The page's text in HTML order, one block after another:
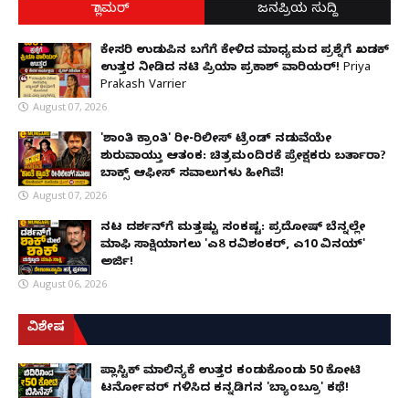
ಗ್ಲಾಮರ್ ಜನಪ್ರಿಯ ಸುದ್ದಿ
ಕೇಸರಿ ಉಡುಪಿನ ಬಗೆಗೆ ಕೇಳಿದ ಮಾಧ್ಯಮದ ಪ್ರಶ್ನೆಗೆ ಖಡಕ್
ಉತ್ತರ ನೀಡಿದ ನಟಿ ಪ್ರಿಯಾ ಪ್ರಕಾಶ್ ವಾರಿಯರ್! Priya
Prakash Varrier
August 07, 2026
'ಶಾಂತಿ ಕ್ರಾಂತಿ' ರೀ-ರಿಲೀಸ್ ಟ್ರೆಂಡ್ ನಡುವೆಯೇ
ಶುರುವಾಯ್ತು ಆತಂಕ: ಚಿತ್ರಮಂದಿರಕ್ಕೆ ಪ್ರೇಕ್ಷಕರು ಬರ್ತಾರಾ?
ಬಾಕ್ಸ್ ಆಫೀಸ್ ಸವಾಲುಗಳು ಹೀಗಿವೆ!
August 07, 2026
ನಟ ದರ್ಶನ್‌ಗೆ ಮತ್ತಷ್ಟು ಸಂಕಷ್ಟ: ಪ್ರದೋಷ್ ಬೆನ್ನಲ್ಲೇ
ಮಾಫಿ ಸಾಕ್ಷಿಯಾಗಲು 'ಎ8 ರವಿಶಂಕರ್, ಎ10 ವಿನಯ್'
ಅರ್ಜಿ!
August 06, 2026
ವಿಶೇಷ
ಪ್ಲಾಸ್ಟಿಕ್ ಮಾಲಿನ್ಯಕ್ಕೆ ಉತ್ತರ ಕಂಡುಕೊಂಡು ₹50 ಕೋಟಿ
ಟರ್ನೋವರ್ ಗಳಿಸಿದ ಕನ್ನಡಿಗನ 'ಬ್ಯಾಂಬ್ರೂ' ಕಥೆ!